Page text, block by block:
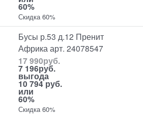
60%
Скидка 60%
Бусы р.53 д.12 Пренит
Африка арт. 24078547
17 990руб.
7 196руб.
выгода
10 794 руб.
или
60%
Скидка 60%